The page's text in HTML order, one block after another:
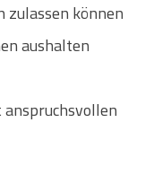
zulassen können
aushalten